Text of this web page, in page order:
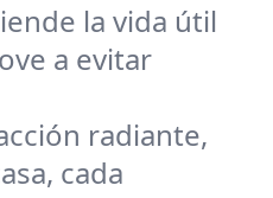
la vida útil
a evitar
radiante,
cada